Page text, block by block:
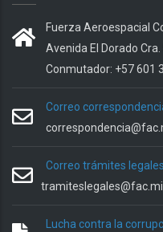
Fuerza Aeroespacial
Avenida El Dorado
Conmutador: +57 601
Correo
Correo trámites
Lucha contra la